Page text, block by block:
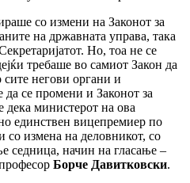
со измени на Законот за
на државната управа, така
Но, тоа не се
требаше во самиот Закон да
негови органи и
се промени и Законот за
дека министерот на ова
единствен вицепремиер по
со измена на деловникот, со
седница, начин на гласање –
Борче Давитковски.